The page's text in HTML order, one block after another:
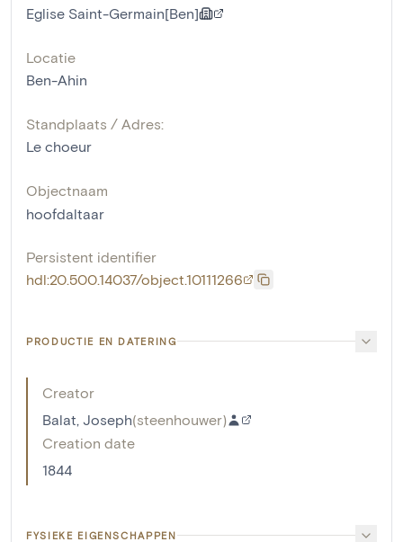
Eglise Saint-Germain[Ben]
Locatie
Ben-Ahin
Standplaats / Adres:
Le choeur
Objectnaam
hoofdaltaar
Persistent identifier
hdl:20.500.14037/object.10111266
PRODUCTIE EN DATERING
Creator
Balat, Joseph(steenhouwer)
Creation date
1844
FYSIEKE EIGENSCHAPPEN